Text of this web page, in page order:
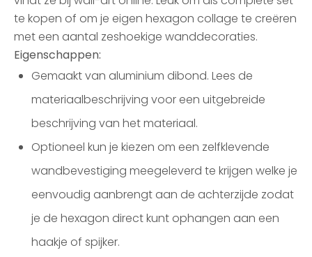
te kopen of om je eigen hexagon collage te creëren
met een aantal zeshoekige wanddecoraties.
Eigenschappen:
Gemaakt van aluminium dibond. Lees de
materiaalbeschrijving voor een uitgebreide
beschrijving van het materiaal.
Optioneel kun je kiezen om een zelfklevende
wandbevestiging meegeleverd te krijgen welke je
eenvoudig aanbrengt aan de achterzijde zodat
je de hexagon direct kunt ophangen aan een
haakje of spijker.